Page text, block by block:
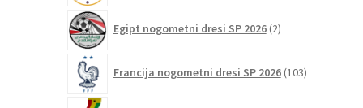
Egipt nogometni dresi SP 2026 2izdelka
Francija nogometni dresi SP 2026 103izdelki